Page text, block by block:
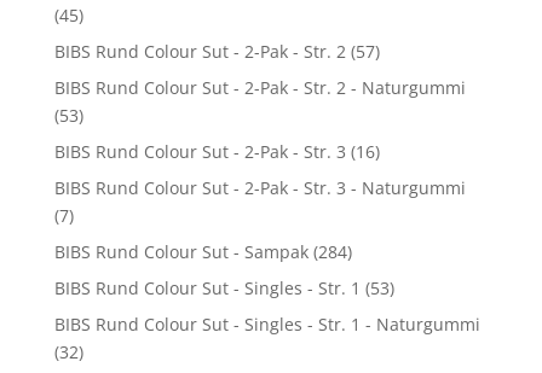
(45)
BIBS Rund Colour Sut - 2-Pak - Str. 2 (57)
BIBS Rund Colour Sut - 2-Pak - Str. 2 - Naturgummi
(53)
BIBS Rund Colour Sut - 2-Pak - Str. 3 (16)
BIBS Rund Colour Sut - 2-Pak - Str. 3 - Naturgummi
(7)
BIBS Rund Colour Sut - Sampak (284)
BIBS Rund Colour Sut - Singles - Str. 1 (53)
BIBS Rund Colour Sut - Singles - Str. 1 - Naturgummi
(32)